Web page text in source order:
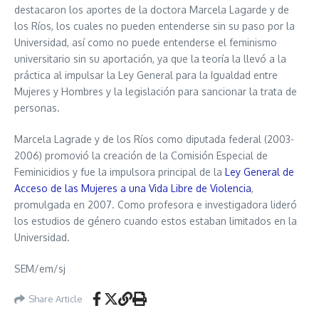
destacaron los aportes de la doctora Marcela Lagarde y de
los Ríos, los cuales no pueden entenderse sin su paso por la
Universidad, así como no puede entenderse el feminismo
universitario sin su aportación, ya que la teoría la llevó a la
práctica al impulsar la Ley General para la Igualdad entre
Mujeres y Hombres y la legislación para sancionar la trata de
personas.
Marcela Lagrade y de los Ríos como diputada federal (2003-
2006) promovió la creación de la Comisión Especial de
Feminicidios y fue la impulsora principal de la Ley General de
Acceso de las Mujeres a una Vida Libre de Violencia,
promulgada en 2007. Como profesora e investigadora lideró
los estudios de género cuando estos estaban limitados en la
Universidad.
SEM/em/sj
Share Article